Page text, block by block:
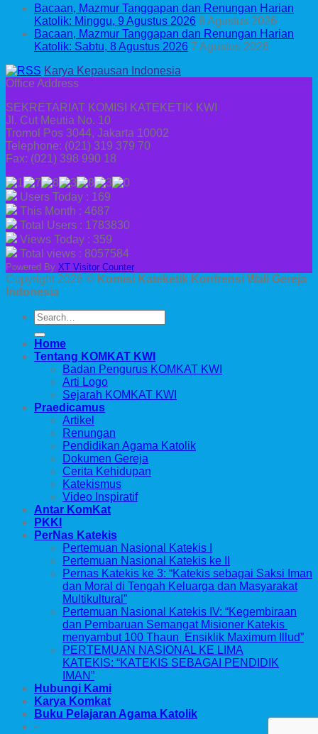
Bacaan, Mazmur Tanggapan dan Renungan Harian
Katolik: Minggu, 9 Agustus 2026 8 Agustus 2026
Bacaan, Mazmur Tanggapan dan Renungan Harian
Katolik: Sabtu, 8 Agustus 2026 7 Agustus 2026
Karya Kepausan Indonesia
Office Address
SEKRETARIAT KOMISI KATEKETIK KWI
Jl. Cut Meutia No. 10
Tromol Pos 3044, Jakarta 10002
Telephone: (021) 319 379 70
Fax: (021) 398 990 18
Users Today : 169
This Month : 4687
Total Users : 1783830
Views Today : 359
Total views : 8057584
Powered By XT Visitor Counter
Copyright 2026 © Komisi Kateketik Konfrensi Wali Gereja
Indonesia
Home
Tentang KOMKAT KWI
Badan Pengurus KOMKAT KWI
Arti Logo
Sejarah KOMKAT KWI
Praedicamus
Artikel
Renungan
Pendidikan Agama Katolik
Dokumen Gereja
Cerita Kehidupan
Katekismus
Video Inspiratif
Antar KomKat
PKKI
PerNas Katekis
Pertemuan Nasional Katekis I
Pertemuan Nasional Katekis ke II
Pernas Katekis ke 3: “Katekis sebagai Saksi Iman
dan Moral di Tengah Keluarga dan Masyarakat
Multikultural”
Pertemuan Nasional Katekis IV: “Kegembiraan
dan Pembaruan Semangat Misioner Katekis
menyambut 100 Thaun Ensiklik Maximum Illud”
PERTEMUAN NASIONAL KE LIMA
KATEKIS: “KATEKIS SEBAGAI PENDIDIK
IMAN”
Hubungi Kami
Karya Komkat
Buku Pelajaran Agama Katolik
-